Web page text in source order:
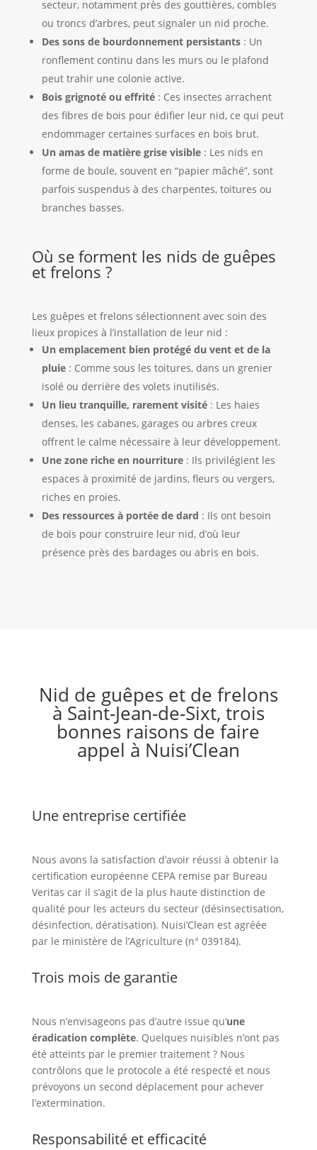
secteur, notamment près des gouttières, combles
ou troncs d’arbres, peut signaler un nid proche.
Des sons de bourdonnement persistants: Un
ronflement continu dans les murs ou le plafond
peut trahir une colonie active.
Bois grignoté ou effrité: Ces insectes arrachent
des fibres de bois pour édifier leur nid, ce qui peut
endommager certaines surfaces en bois brut.
Un amas de matière grise visible: Les nids en
forme de boule, souvent en “papier mâché”, sont
parfois suspendus à des charpentes, toitures ou
branches basses.
Où se forment les nids de guêpes
et frelons ?
Les guêpes et frelons sélectionnent avec soin des
lieux propices à l’installation de leur nid :
Un emplacement bien protégé du vent et de la
pluie: Comme sous les toitures, dans un grenier
isolé ou derrière des volets inutilisés.
Un lieu tranquille, rarement visité: Les haies
denses, les cabanes, garages ou arbres creux
offrent le calme nécessaire à leur développement.
Une zone riche en nourriture: Ils privilégient les
espaces à proximité de jardins, fleurs ou vergers,
riches en proies.
Des ressources à portée de dard : Ils ont besoin
de bois pour construire leur nid, d’où leur
présence près des bardages ou abris en bois.
Nid de guêpes et de frelons
à Saint-Jean-de-Sixt, trois
bonnes raisons de faire
appel à Nuisi’Clean
Une entreprise certifiée
Nous avons la satisfaction d’avoir réussi à obtenir la
certification européenne CEPA remise par Bureau
Veritas car il s’agit de la plus haute distinction de
qualité pour les acteurs du secteur (désinsectisation,
désinfection, dératisation). Nuisi’Clean est agréée
par le ministère de l’Agriculture (n° 039184).
Trois mois de garantie
Nous n’envisageons pas d’autre issue qu’une
éradication complète. Quelques nuisibles n’ont pas
été atteints par le premier traitement ? Nous
contrôlons que le protocole a été respecté et nous
prévoyons un second déplacement pour achever
l’extermination.
Responsabilité et efficacité